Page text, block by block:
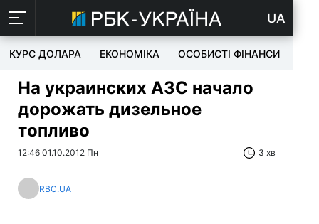
UA
КУРС ДОЛАРА ЕКОНОМІКА ОСОБИСТІ ФІНАНСИ
На украинских АЗС начало
дорожать дизельное
топливо
12:46 01.10.2012 Пн 3 хв
RBC.UA